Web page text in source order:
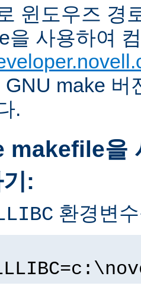
윈도우즈 경
을 사용하여
GNU make 버
.
makefile을
:
환경변